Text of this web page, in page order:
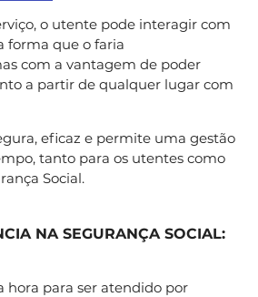
o utente pode interagir com
forma que o faria
com a vantagem de poder
a partir de qualquer lugar com
eficaz e permite uma gestão
tanto para os utentes como
Social.
NA SEGURANÇA SOCIAL:
hora para ser atendido por